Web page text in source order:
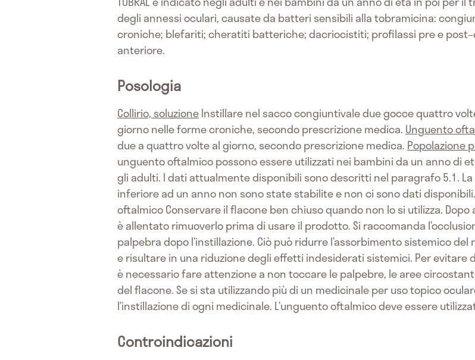
degli annessi oculari, causate da batteri sensibili alla tobramicina:
croniche; blefariti; cheratiti batteriche; dacriocistiti; profilassi pre e
anteriore.
Posologia
Collirio, soluzioneInstillare nel sacco congiuntivale due gocce quattro
giorno nelle forme croniche, secondo prescrizione medica. Unguento
due a quattro volte al giorno, secondo prescrizione medica. Popolazione
unguento oftalmico possono essere utilizzati nei bambini da un anno di
gli adulti. I dati attualmente disponibili sono descritti nel paragrafo 5.1.
inferiore ad un anno non sono state stabilite e non ci sono dati disponibili.
oftalmico Conservare il flacone ben chiuso quando non lo si utilizza. Dopo
è allentato rimuoverlo prima di usare il prodotto. Si raccomanda
palpebra dopo l’instillazione. Ciò può ridurre l’assorbimento sistemico
e risultare in una riduzione degli effetti indesiderati sistemici. Per evitare
è necessario fare attenzione a non toccare le palpebre, le aree
del flacone. Se si sta utilizzando più di un medicinale per uso topico
l’instillazione di ogni medicinale. L’unguento oftalmico deve essere
Controindicazioni